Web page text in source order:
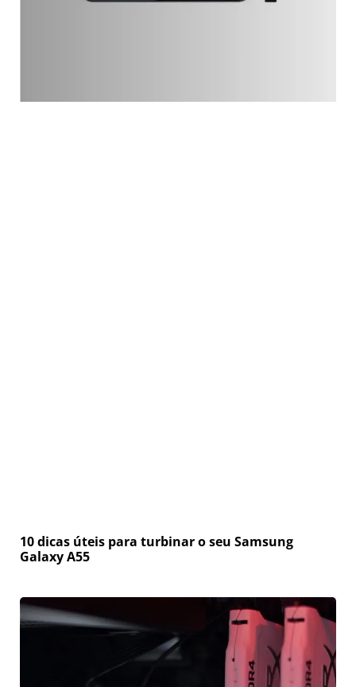
10 dicas úteis para turbinar o seu Samsung
Galaxy A55